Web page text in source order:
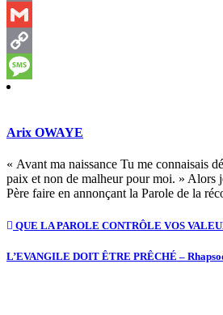
Email
Gmail
Copy
Link
Message
Arix OWAYE
« Avant ma naissance Tu me connaisais
paix et non de malheur pour moi. » Alors
Père faire en annonçant la Parole de la
QUE LA PAROLE CONTRÔLE VOS
L’EVANGILE DOIT ÊTRE PRÊCHÉ –